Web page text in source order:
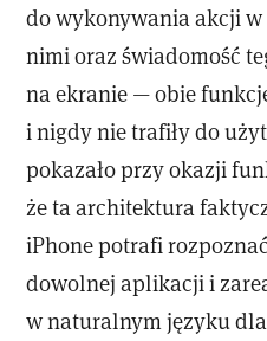
do wykonywania akcji
nimi oraz świadomość
na ekranie — obie
i nigdy nie trafiły do
pokazało przy okazji
że ta architektura
iPhone potrafi
dowolnej aplikacji i
w naturalnym języku